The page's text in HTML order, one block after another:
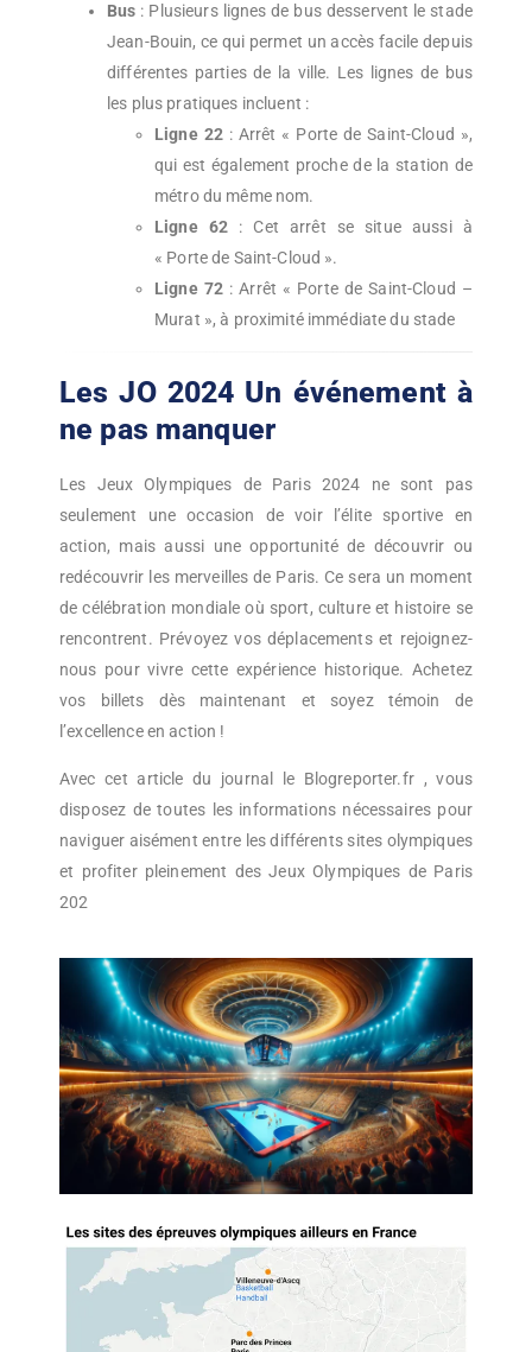
Bus : Plusieurs lignes de bus desservent le stade
Jean-Bouin, ce qui permet un accès facile depuis
différentes parties de la ville. Les lignes de bus
les plus pratiques incluent :
Ligne 22: Arrêt « Porte de Saint-Cloud »,
qui est également proche de la station de
métro du même nom.
Ligne 62 : Cet arrêt se situe aussi à
« Porte de Saint-Cloud ».
Ligne 72 : Arrêt « Porte de Saint-Cloud –
Murat », à proximité immédiate du stade
Les JO 2024 Un événement à
ne pas manquer
Les Jeux Olympiques de Paris 2024 ne sont pas
seulement une occasion de voir l’élite sportive en
action, mais aussi une opportunité de découvrir ou
redécouvrir les merveilles de Paris. Ce sera un moment
de célébration mondiale où sport, culture et histoire se
rencontrent. Prévoyez vos déplacements et rejoignez-
nous pour vivre cette expérience historique. Achetez
vos billets dès maintenant et soyez témoin de
l’excellence en action !
Avec cet article du journal le Blogreporter.fr , vous
disposez de toutes les informations nécessaires pour
naviguer aisément entre les différents sites olympiques
et profiter pleinement des Jeux Olympiques de Paris
202